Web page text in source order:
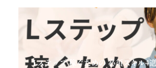
Lステップ 稼ぐための 必須スキル4